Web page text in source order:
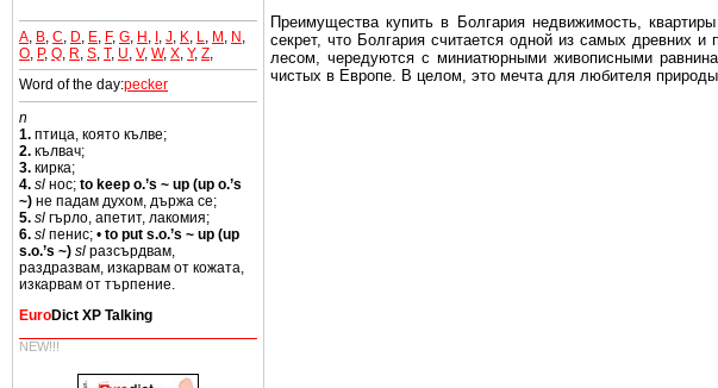
A B C D E F, G H I J K L M N
O P, Q R S T, U V, W, X Y, Z
Word of the day:pecker
n
1. птица, която кълве;
2. кълвач;
3. кирка;
4. sl нос; to keep o.’s ~ up (up o.’s
~) не падам духом, държа се;
5. sl гърло, апетит, лакомия;
6. sl пенис; • to put s.o.’s ~ up (up
s.o.’s ~) sl разсърдвам,
раздразвам, изкарвам от кожата,
изкарвам от търпение.
EuroDict XP Talking
NEW!!!
Преимущества купить в Болгария недвижимость,
секрет, что Болгария считается одной из самых древних
лесом, чередуются с миниатюрными живописными
чистых в Европе. В целом, это мечта для любителя
Еще одно существенное преимущество в плане купить в